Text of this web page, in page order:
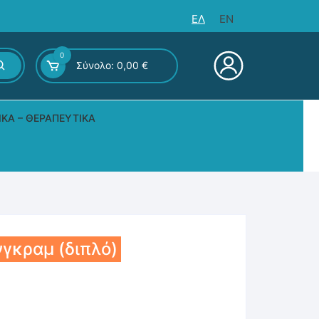
ΕΛ EN
0
Σύνολο: 0,00 €
– ΘΕΡΑΠΕΥΤΙΚΆ
Επιτραπέζια
(διπλό)